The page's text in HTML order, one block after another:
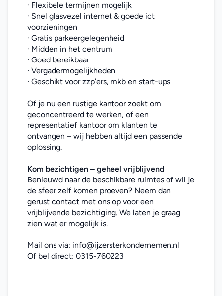
· Flexibele termijnen mogelijk
· Snel glasvezel internet & goede ict
voorzieningen
· Gratis parkeergelegenheid
· Midden in het centrum
· Goed bereikbaar
· Vergadermogelijkheden
· Geschikt voor zzp’ers, mkb en start-ups
Of je nu een rustige kantoor zoekt om
geconcentreerd te werken, of een
representatief kantoor om klanten te
ontvangen – wij hebben altijd een passende
oplossing.
Kom bezichtigen – geheel vrijblijvend
Benieuwd naar de beschikbare ruimtes of wil je
de sfeer zelf komen proeven? Neem dan
gerust contact met ons op voor een
vrijblijvende bezichtiging. We laten je graag
zien wat er mogelijk is.
Mail ons via: info@ijzersterkondernemen.nl
Of bel direct: 0315-760223